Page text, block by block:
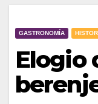
GASTRONOMÍA
Elogio